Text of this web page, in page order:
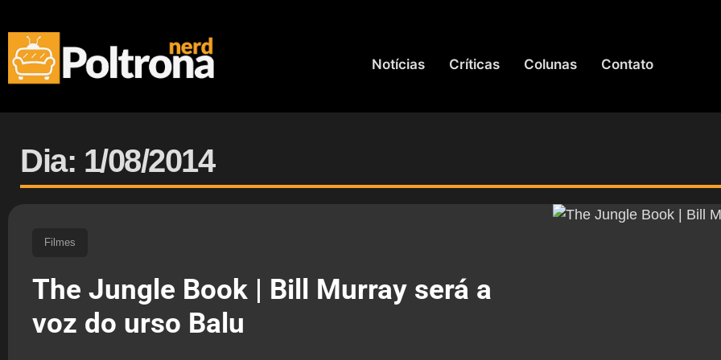
Notícias Críticas Colunas Contato
Dia: 1/08/2014
Filmes
The Jungle Book | Bill Murray será a
voz do urso Balu